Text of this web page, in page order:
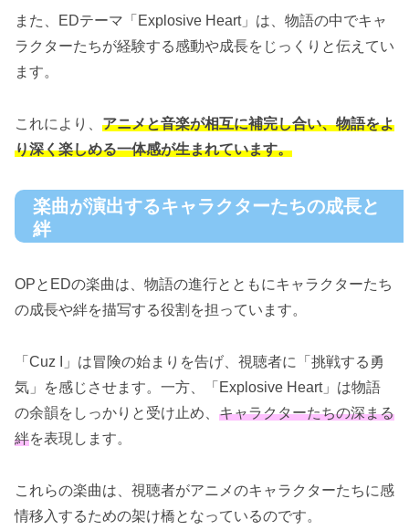
また、EDテーマ「Explosive Heart」は、物語の中でキャ
ラクターたちが経験する感動や成長をじっくりと伝えてい
ます。
これにより、 アニメと音楽が相互に補完し合い、物語をよ
り深く楽しめる一体感が生まれています。
楽曲が演出するキャラクターたちの成長と
絆
OPとEDの楽曲は、物語の進行とともにキャラクターたち
の成長や絆を描写する役割を担っています。
「Cuz I」は冒険の始まりを告げ、視聴者に「挑戦する勇
気」を感じさせます。一方、「Explosive Heart」は物語
の余韻をしっかりと受け止め、 キャラクターたちの深まる
絆を表現します。
これらの楽曲は、視聴者がアニメのキャラクターたちに感
情移入するための架け橋となっているのです。